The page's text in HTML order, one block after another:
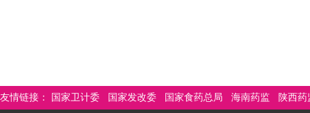
友情链接： 国家卫计委 国家发改委 国家食药总局 海南药监 陕西药